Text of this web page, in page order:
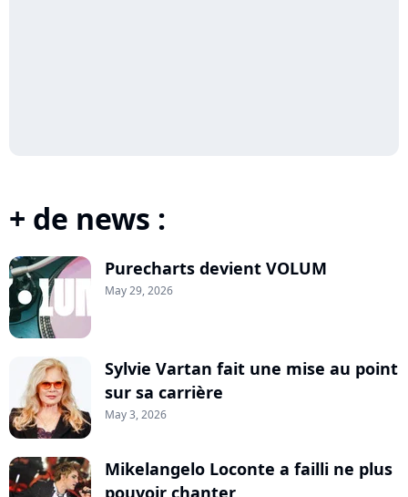
+ de news :
Purecharts devient VOLUM
May 29, 2026
Sylvie Vartan fait une mise au point
sur sa carrière
May 3, 2026
Mikelangelo Loconte a failli ne plus
pouvoir chanter